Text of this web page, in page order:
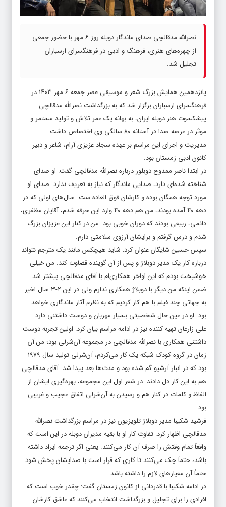
نصرالله مدقالچی صدای ماندگار دوبله روز ۶ مهر با حضور جمعی
از چهره‌های هنری، فرهنگ و ادبی در فرهنگسرای ارسباران
تجلیل شد.
پانزدهمین همایش بزرگ شعر و موسیقی عصر جمعه ۶ مهر ۱۴۰۳ در
فرهنگسرای ارسباران برگزار شد که به بزرگداشت نصرالله مدقالچی
پیشکسوت هنر دوبله ایران، به بهانه یک عمر تلاش و تولید مستمر و
موثر در عرصه صدا در آستانه ۸۰ سالگی وی اختصاص داشت.
مدیریت و اجرای این مراسم بر عهده سجاد عزیزی آرام، شاعر و دبیر
کانون ادبی زمستان بود.
در ابتدا ناصر ممدوح دوبلور درباره نصرالله مدقالچی گفت: او صدای
شناخته شده‌ای دارد، صدایی ماندگار که نیاز به تعریف ندارد. صدای او
مورد توجه همگان بوده و کارشان فوق العاده ست. سال‌های اولی که در
دهه ۴۰ آمده بودند، من هم دهه ۴۰ وارد این حرفه شدم، آقایان مظفری،
دائمی، ربیعی بودند که دوران خوبی بود. من در کنار این عزیزان بزرگ
شدم و درس گرفتم و برایشان آرزوی سلامتی دارم.
سپس حسین شایگان عنوان کرد: شاید هیچکس مانند یک مترجم نتواند
درباره کار یک مدیر دوبلاژ و پس از آن گوینده قضاوت کند. من خیلی
خوشبخت بودم که این اواخر همکاری‌ام با آقای مدقالچی بیشتر شد.
ضمن اینکه من دیگر با دوبلاژ همکاری ندارم ولی در این ۲-۳ سال اخیر
به جهاتی چند فیلم با هم کار کردیم که به نظرم آثار ماندگاری خواهد
بود. او در عین حال شخصیتی بسیار مهربان و دوست داشتنی دارد.
علی زارعان تهیه کننده نیز در ادامه مراسم بیان کرد: اولین تجربه دوست
داشتنی همکاری با نصرالله مدقالچی در مجموعه آن‌شرلی بود؛ من آن
زمان در گروه کودک شبکه یک کار می‌کردم، آن‌شرلی تولید سال ۱۹۷۹
بود که در انبار آرشیو گم شده بود و مدت‌ها بعد پیدا شد. آقای مدقالچی
هم به این کار دل دادند. در شعر اول این مجموعه، بهره‌گیری ایشان از
الفاظ و کلمات در کنار هم و رسیدن به آن‌شرلی اتفاق عجیب و غریبی
بود.
فرشید شکیبا مدیر دوبلاژ تلویزیون نیز در مراسم بزرگداشت نصرالله
مدقالچی اظهار کرد: تفاوت کار او با بقیه مدیران دوبله در این است که
واقعاً تمام وقتش را صرف آن کار می‌کنند. یعنی اگر ترجمه ایراد داشته
باشد، حتماً چک می‌کنند تا کاری که قرار است با صدایشان پخش شود
حتماً آن معیارهای لازم را داشته باشد.
در ادامه شکیبا با قدردانی از کانون زمستان گفت: چقدر خوب است که
افرادی را برای تجلیل و بزرگداشت انتخاب می‌کنند که عاشق کارشان